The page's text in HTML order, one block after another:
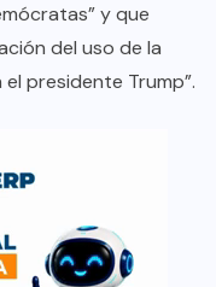
y que
del uso de la
presidente Trump”.